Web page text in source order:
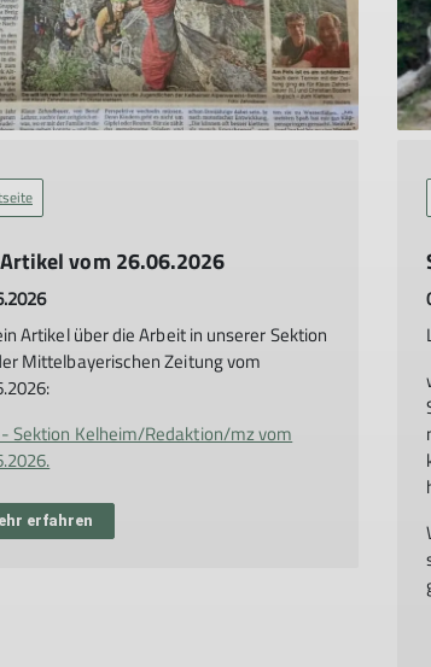
vom 26.06.2026
Artikel über die Arbeit in unserer Sektion
Mittelbayerischen Zeitung vom
Sektion Kelheim/Redaktion/mz vom
erfahren